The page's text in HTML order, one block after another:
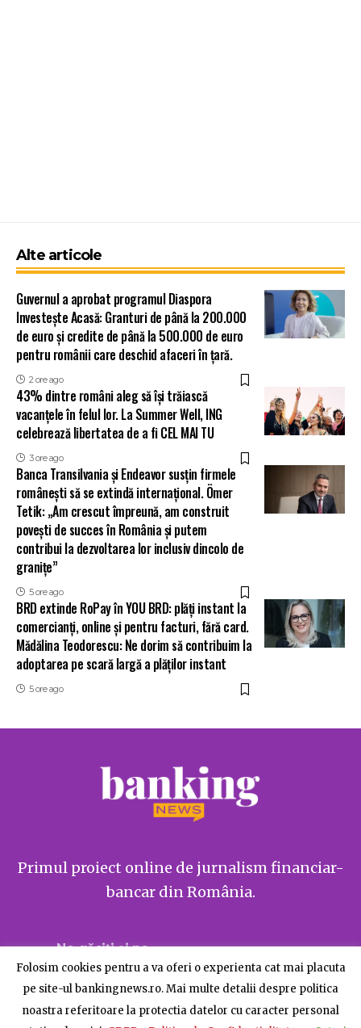
Alte articole
Guvernul a aprobat programul Diaspora
Investește Acasă: Granturi de până la 200.000
de euro și credite de până la 500.000 de euro
pentru românii care deschid afaceri în țară.
2 ore ago
43% dintre români aleg să își trăiască
vacanțele în felul lor. La Summer Well, ING
celebrează libertatea de a fi CEL MAI TU
3 ore ago
Banca Transilvania și Endeavor susțin firmele
românești să se extindă internațional. Ömer
Tetik: „Am crescut împreună, am construit
povești de succes în România și putem
contribui la dezvoltarea lor inclusiv dincolo de
granițe”
5 ore ago
BRD extinde RoPay în YOU BRD: plăți instant la
comercianți, online și pentru facturi, fără card.
Mădălina Teodorescu: Ne dorim să contribuim la
adoptarea pe scară largă a plăților instant
5 ore ago
Primul proiect online de jurnalism financiar-
bancar din România.
Ne găsiți și pe
Folosim cookies pentru a va oferi o experienta cat mai placuta
pe site-ul bankingnews.ro. Mai multe detalii despre politica
noastra referitoare la protectia datelor cu caracter personal